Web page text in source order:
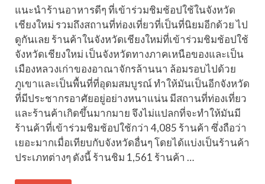
แนะนำร้านอาหารดีๆ ที่เข้าร่วมชิมช้อปใช้ในจังหวัด
เชียงใหม่ รวมถึงสถานที่ท่องเที่ยวที่เป็นที่นิยมอีกด้วย ไป
ดูกันเลย ร้านค้าในจังหวัดเชียงใหม่ที่เข้าร่วมชิมช้อปใช้
จังหวัดเชียงใหม่ เป็นจังหวัดทางภาคเหนือของและเป็น
เมืองหลวงเก่าของอาณาจักรล้านนา ล้อมรอบไปด้วย
ภูเขาและเป็นพื้นที่ที่อุดมสมบูรณ์ ทำให้มันเป็นอีกจังหวัด
ที่มีประชากรอาศัยอยู่อย่างหนาแน่น มีสถานที่ท่องเที่ยว
และร้านค้าเกิดขึ้นมากมาย จึงไม่แปลกที่จะทำให้มันมี
ร้านค้าที่เข้าร่วมชิมช้อปใช้กว่า 4,085 ร้านค้า ซึ่งถือว่า
เยอะมากเมื่อเทียบกับจังหวัดอื่นๆ โดยได้แบ่งเป็นร้านค้า
ประเภทต่างๆ ดังนี้ ร้านชิม 1,561 ร้านค้า …